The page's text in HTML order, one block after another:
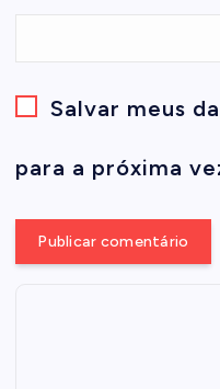
Salvar meus
para a próxima